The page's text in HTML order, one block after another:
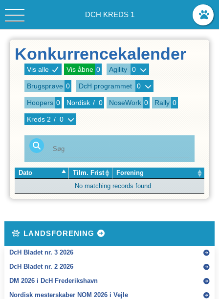
DCH KREDS 1
Konkurrencekalender
Vis alle Vis åbne 0 Agility 0
Brugsprøve 0 DcH programmet 0
Hoopers 0 Nordisk / 0 NoseWork 0 Rally 0
Kreds 2 / 0
Dato Tilm. Frist
Forening
No matching records found
LANDSFORENING
DcH Bladet nr. 3 2026
DcH Bladet nr. 2 2026
DM 2026 i DcH Frederikshavn
Nordisk mesterskaber NOM 2026 i Vejle